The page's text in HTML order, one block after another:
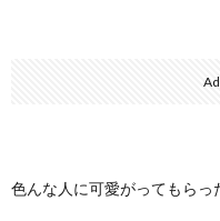
色んな人に可愛がってもらっ